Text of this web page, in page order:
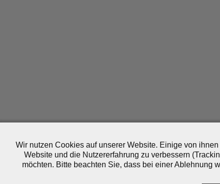
Wir nutzen Cookies auf unserer Website. Einige von
Website und die Nutzererfahrung zu verbessern
möchten. Bitte beachten Sie, dass bei einer Ablehnung